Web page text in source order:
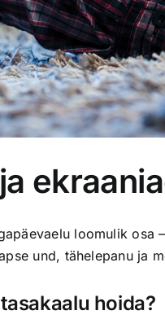
loomulik
und, tähelepanu ja
hoida?